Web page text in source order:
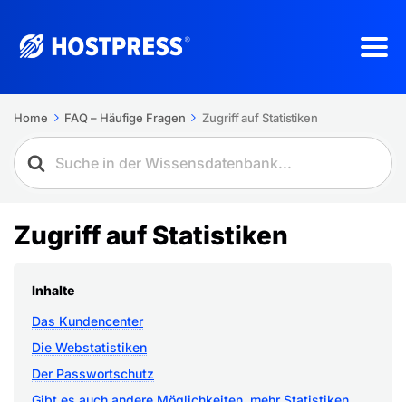
Home FAQ – Häufige Fragen Zugriff auf Statistiken
Zugriff auf Statistiken
Inhalte
Das Kundencenter
Die Webstatistiken
Der Passwortschutz